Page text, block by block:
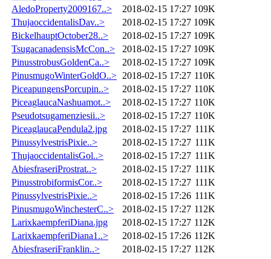
AledoProperty2009167..>
2018-02-15 17:27 109K
ThujaoccidentalisDav..>
2018-02-15 17:27 109K
BickelhauptOctober28..>
2018-02-15 17:27 109K
TsugacanadensisMcCon..>
2018-02-15 17:27 109K
PinusstrobusGoldenCa..>
2018-02-15 17:27 109K
PinusmugoWinterGoldO..> 2018-02-15 17:27 110K
PiceapungensPorcupin..>
2018-02-15 17:27 110K
PiceaglaucaNashuamot..>
2018-02-15 17:27 110K
Pseudotsugamenziesii..>
2018-02-15 17:27 110K
PiceaglaucaPendula2.jpg
2018-02-15 17:27 111K
PinussylvestrisPixie..>
2018-02-15 17:27 111K
ThujaoccidentalisGol..>
2018-02-15 17:27 111K
AbiesfraseriProstrat..>
2018-02-15 17:27 111K
PinusstrobiformisCor..>
2018-02-15 17:27 111K
PinussylvestrisPixie..>
2018-02-15 17:26 111K
PinusmugoWinchesterC..>
2018-02-15 17:27 112K
LarixkaempferiDiana.jpg
2018-02-15 17:27 112K
LarixkaempferiDiana1..>
2018-02-15 17:26 112K
AbiesfraseriFranklin..>
2018-02-15 17:27 112K